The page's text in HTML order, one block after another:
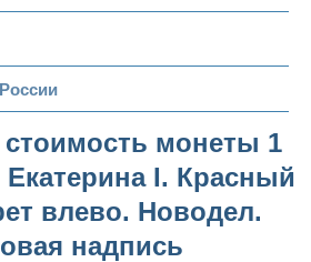
1894)
1881)
монеты 1
Екатерина I. Красный
влево. Новодел.
надпись